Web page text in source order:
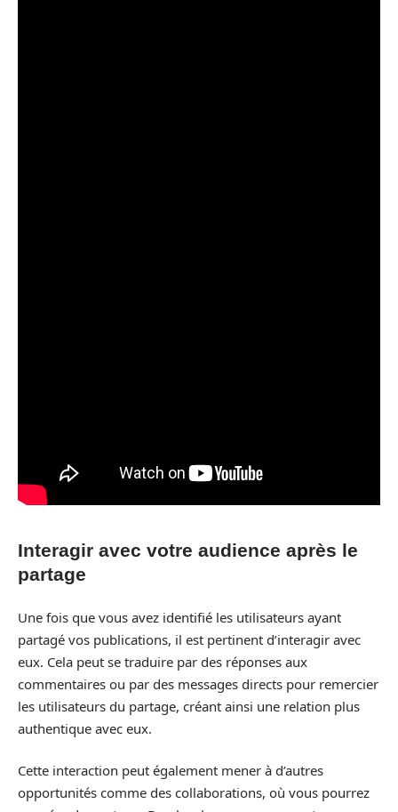
Interagir avec votre audience après le
partage
Une fois que vous avez identifié les utilisateurs ayant
partagé vos publications, il est pertinent d’interagir avec
eux. Cela peut se traduire par des réponses aux
commentaires ou par des messages directs pour remercier
les utilisateurs du partage, créant ainsi une relation plus
authentique avec eux.
Cette interaction peut également mener à d’autres
opportunités comme des collaborations, où vous pourrez